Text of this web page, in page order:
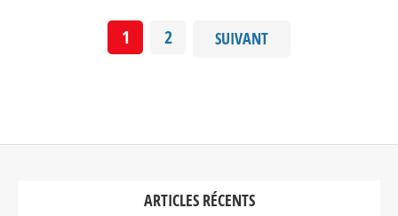
1 2 SUIVANT
ARTICLES RÉCENTS